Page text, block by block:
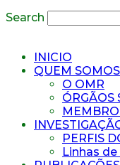
Search
INICIO
QUEM SOMOS
O OMR
ÓRGÃOS
PERFIS
Linhas